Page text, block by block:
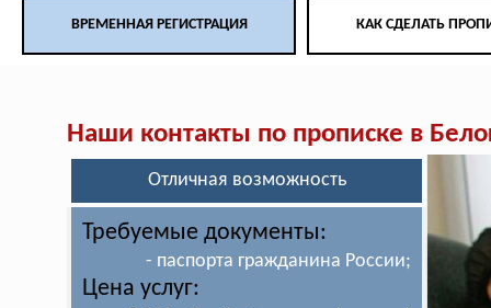
ВРЕМЕННАЯ РЕГИСТРАЦИЯ КАК СДЕЛАТЬ
Наши контакты по прописке в
Отличная возможность
Требуемые документы:
- паспорта гражданина России;
Цена услуг: